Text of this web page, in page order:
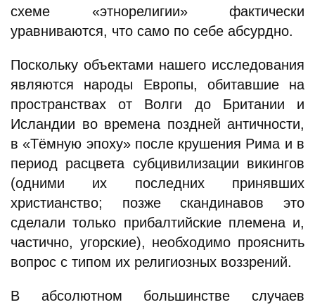
схеме «этнорелигии» фактически
уравниваются, что само по себе абсурдно.
Поскольку объектами нашего исследования
являются народы Европы, обитавшие на
пространствах от Волги до Британии и
Исландии во времена поздней античности,
в «Тёмную эпоху» после крушения Рима и в
период расцвета субцивилизации викингов
(одними их последних принявших
христианство; позже скандинавов это
сделали только прибалтийские племена и,
частично, угорские), необходимо прояснить
вопрос с типом их религиозных воззрений.
В абсолютном большинстве случаев